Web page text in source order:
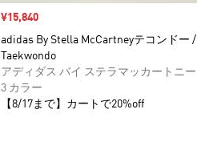
セール価格
¥15,840
adidas By Stella McCartneyテコンドー /
Taekwondo
アディダス バイ ステラマッカートニー
3 カラー
【8/17まで】カートで20%off